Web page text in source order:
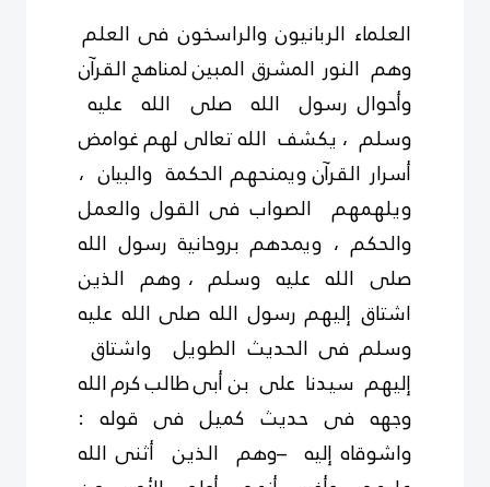
العلماء الربانيون والراسخون فى العلم
وهم النور المشرق المبينلمناهجالقرآن
وأحوال رسول الله صلى الله عليه
وسلم ، يكشف الله تعالى لهم غوامض
أسرار القرآن ويمنحهم الحكمة والبيان ،
ويلهمهم الصواب فى القول والعمل
والحكم ، ويمدهم بروحانية رسول الله
صلى الله عليه وسلم ، وهم الذين
اشتاق إليهم رسول الله صلى الله عليه
وسلم فى الحديث الطويل واشتاق
إليهم سيدنا على بن أبى طالبكرمالله
وجهه فى حديث كميل فى قوله :
واشوقاه إليه –وهم الذين أثنى الله